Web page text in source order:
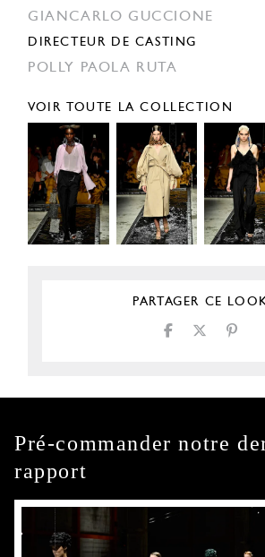
GIANCARLO GUCCIONE
DIRECTEUR DE CASTING
POLLY PAOLA RUTA
VOIR TOUTE LA COLLECTION
PARTAGER CE
Pré-commander notre
rapport